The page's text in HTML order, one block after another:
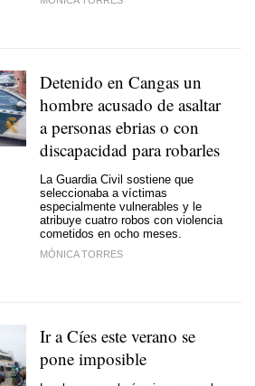
Detenido en Cangas un
hombre acusado de asaltar
a personas ebrias o con
discapacidad para robarles
La Guardia Civil sostiene que
seleccionaba a víctimas
especialmente vulnerables y le
atribuye cuatro robos con violencia
cometidos en ocho meses.
MÓNICA TORRES
Ir a Cíes este verano se
pone imposible